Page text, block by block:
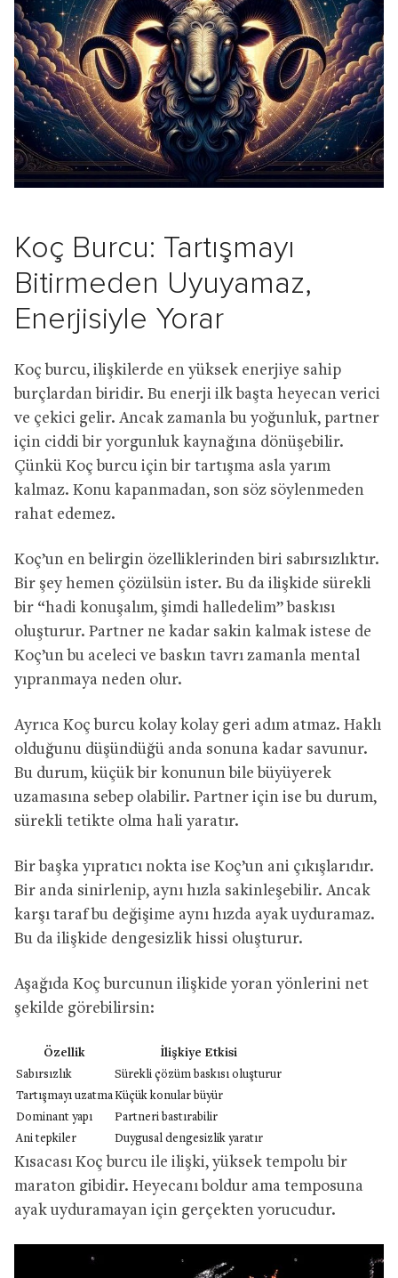
Koç Burcu: Tartışmayı
Bitirmeden Uyuyamaz,
Enerjisiyle Yorar
Koç burcu, ilişkilerde en yüksek enerjiye sahip
burçlardan biridir. Bu enerji ilk başta heyecan verici
ve çekici gelir. Ancak zamanla bu yoğunluk, partner
için ciddi bir yorgunluk kaynağına dönüşebilir.
Çünkü Koç burcu için bir tartışma asla yarım
kalmaz. Konu kapanmadan, son söz söylenmeden
rahat edemez.
Koç’un en belirgin özelliklerinden biri sabırsızlıktır.
Bir şey hemen çözülsün ister. Bu da ilişkide sürekli
bir “hadi konuşalım, şimdi halledelim” baskısı
oluşturur. Partner ne kadar sakin kalmak istese de
Koç’un bu aceleci ve baskın tavrı zamanla mental
yıpranmaya neden olur.
Ayrıca Koç burcu kolay kolay geri adım atmaz. Haklı
olduğunu düşündüğü anda sonuna kadar savunur.
Bu durum, küçük bir konunun bile büyüyerek
uzamasına sebep olabilir. Partner için ise bu durum,
sürekli tetikte olma hali yaratır.
Bir başka yıpratıcı nokta ise Koç’un ani çıkışlarıdır.
Bir anda sinirlenip, aynı hızla sakinleşebilir. Ancak
karşı taraf bu değişime aynı hızda ayak uyduramaz.
Bu da ilişkide dengesizlik hissi oluşturur.
Aşağıda Koç burcunun ilişkide yoran yönlerini net
şekilde görebilirsin:
Özellik
İlişkiye Etkisi
Sabırsızlık
Sürekli çözüm baskısı oluşturur
Tartışmayı uzatmaKüçük konular büyür
Dominant yapı
Partneri bastırabilir
Ani tepkiler
Duygusal dengesizlik yaratır
Kısacası Koç burcu ile ilişki, yüksek tempolu bir
maraton gibidir. Heyecanı boldur ama temposuna
ayak uyduramayan için gerçekten yorucudur.